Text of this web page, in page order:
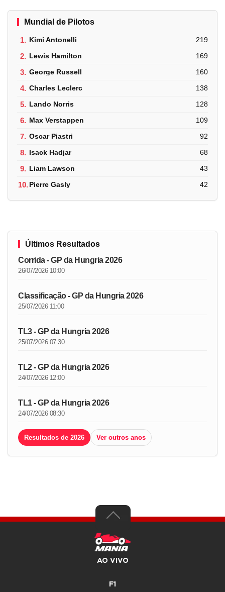
Mundial de Pilotos
1. Kimi Antonelli 219
2. Lewis Hamilton 169
3. George Russell 160
4. Charles Leclerc 138
5. Lando Norris 128
6. Max Verstappen 109
7. Oscar Piastri 92
8. Isack Hadjar 68
9. Liam Lawson 43
10.Pierre Gasly 42
Últimos Resultados
Corrida - GP da Hungria 2026
26/07/2026 10:00
Classificação - GP da Hungria 2026
25/07/2026 11:00
TL3 - GP da Hungria 2026
25/07/2026 07:30
TL2 - GP da Hungria 2026
24/07/2026 12:00
TL1 - GP da Hungria 2026
24/07/2026 08:30
Resultados de 2026 Ver outros anos
AO VIVO
F1